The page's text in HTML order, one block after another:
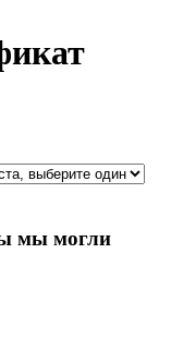
мы могли